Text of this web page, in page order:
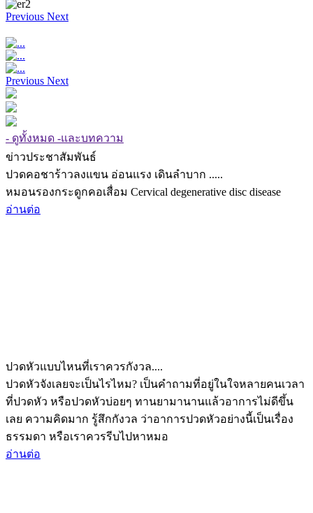
Previous Next
Previous Next
- ดูทั้งหมด -และบทความ
ข่าวประชาสัมพันธ์
ปวดคอชาร้าวลงแขน อ่อนแรง เดินลำบาก .....
หมอนรองกระดูกคอเสื่อม Cervical degenerative disc disease
อ่านต่อ
ปวดหัวแบบไหนที่เราควรกังวล....
ปวดหัวจังเลยจะเป็นไรไหม? เป็นคำถามที่อยู่ในใจหลายคนเวลา
ที่ปวดหัว หรือปวดหัวบ่อยๆ ทานยามานานแล้วอาการไม่ดีขึ้น
เลย ความคิดมาก รู้สึกกังวล ว่าอาการปวดหัวอย่างนี้เป็นเรื่อง
ธรรมดา หรือเราควรรีบไปหาหมอ
อ่านต่อ